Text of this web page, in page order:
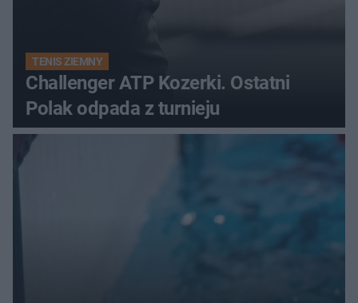
TENIS ZIEMNY
Challenger ATP Kozerki. Ostatni
Polak odpada z turnieju